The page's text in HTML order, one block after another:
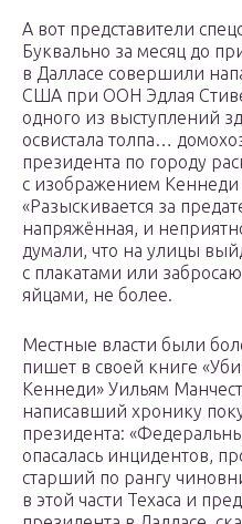
А вот представители
Буквально за месяц до
в Далласе совершили
США при ООН Эдлая
одного из выступлений
освистала толпа…
президента по городу
с изображением
«Разыскивается за
напряжённая, и
думали, что на улицы
с плакатами или
яйцами, не более.
Местные власти были
пишет в своей книге
Кеннеди» Уильям
написавший хронику
президента:
опасалась инцидентов,
старший по рангу
в этой части Техаса и